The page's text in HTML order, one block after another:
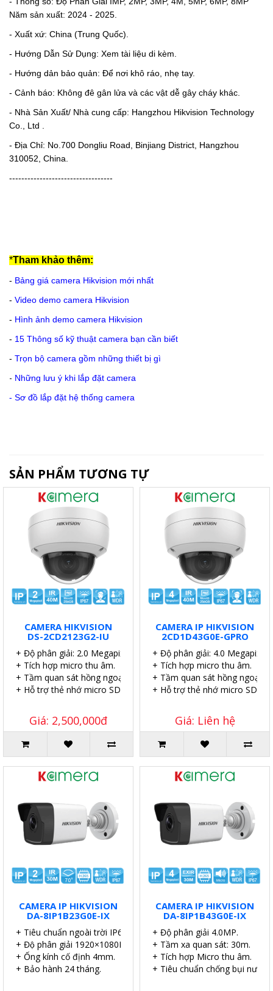
Năm sản xuất: 2024 - 2025.
- Xuất xứ: China (Trung Quốc).
- Hướng Dẫn Sử Dụng: Xem tài liệu di kèm.
- Hướng dản bảo quản: Để nơi khô ráo, nhẹ tay.
- Cảnh báo: Không đê gân lửa và các vật dễ gây cháy khác.
- Nhà Sản Xuất/ Nhà cung cấp: Hangzhou Hikvision Technology
Co., Ltd .
- Địa Chỉ: No.700 Dongliu Road, Binjiang District, Hangzhou
310052, China.
----------------------------------
*Tham khảo thêm:
- Bảng giá camera Hikvision mới nhất
- Video demo camera Hikvision
- Hình ảnh demo camera Hikvision
- 15 Thông số kỹ thuật camera bạn cần biết
- Trọn bộ camera gồm những thiết bị gì
- Những lưu ý khi lắp đặt camera
- Sơ đồ lắp đặt hệ thống camera
SẢN PHẨM TƯƠNG TỰ
CAMERA HIKVISION
DS-2CD2123G2-IU
+ Độ phân giải: 2.0 Megapixel.
+ Tích hợp micro thu âm.
+ Tầm quan sát hồng ngoại: 40 mét.
+ Hỗ trợ thẻ nhớ micro SD 256GB.
Giá: 2,500,000đ
CAMERA IP HIKVISION
2CD1D43G0E-GPRO
+ Độ phân giải: 4.0 Megapixel.
+ Tích hợp micro thu âm.
+ Tầm quan sát hồng ngoại:
+ Hỗ trợ thẻ nhớ micro SD
Giá: Liên hệ
CAMERA IP HIKVISION
DA-8IP1B23G0E-IX
+ Tiêu chuẩn ngoài trời IP67.
+ Độ phân giải 1920×1080P.
+ Ống kính cố định 4mm.
+ Bảo hành 24 tháng.
CAMERA IP HIKVISION
DA-8IP1B43G0E-IX
+ Độ phân giải 4.0MP.
+ Tầm xa quan sát: 30m.
+ Tích hợp Micro thu âm.
+ Tiêu chuẩn chống bụi nước